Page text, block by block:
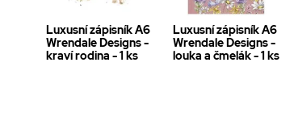
Luxusní zápisník A6
Wrendale Designs -
kraví rodina - 1 ks
Luxusní zápisník A6
Wrendale Designs -
louka a čmelák - 1 ks